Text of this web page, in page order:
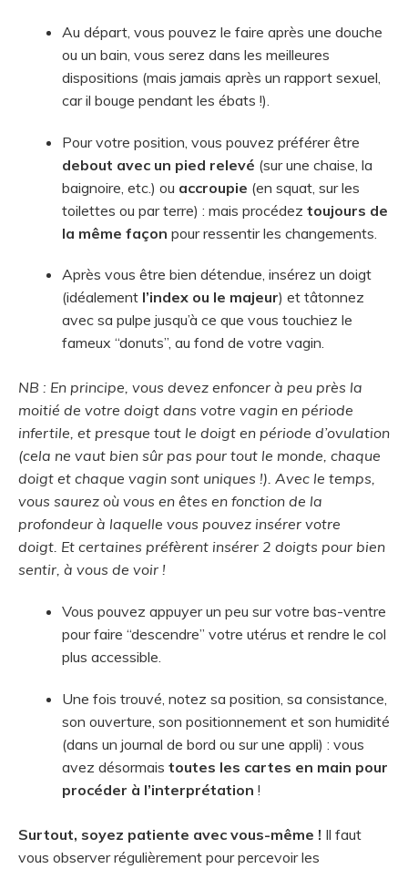
Au départ, vous pouvez le faire après une douche
ou un bain, vous serez dans les meilleures
dispositions (mais jamais après un rapport sexuel,
car il bouge pendant les ébats !).
Pour votre position, vous pouvez préférer être
debout avec un pied relevé (sur une chaise, la
baignoire, etc.) ou accroupie (en squat, sur les
toilettes ou par terre) : mais procédez toujours de
la même façon pour ressentir les changements.
Après vous être bien détendue, insérez un doigt
(idéalement l’index ou le majeur) et tâtonnez
avec sa pulpe jusqu’à ce que vous touchiez le
fameux “donuts”, au fond de votre vagin.
NB : En principe, vous devez enfoncer à peu près la
moitié de votre doigt dans votre vagin en période
infertile, et presque tout le doigt en période d’ovulation
(cela ne vaut bien sûr pas pour tout le monde, chaque
doigt et chaque vagin sont uniques !). Avec le temps,
vous saurez où vous en êtes en fonction de la
profondeur à laquelle vous pouvez insérer votre
doigt. Et certaines préfèrent insérer 2 doigts pour bien
sentir, à vous de voir !
Vous pouvez appuyer un peu sur votre bas-ventre
pour faire “descendre” votre utérus et rendre le col
plus accessible.
Une fois trouvé, notez sa position, sa consistance,
son ouverture, son positionnement et son humidité
(dans un journal de bord ou sur une appli) : vous
avez désormais toutes les cartes en main pour
procéder à l’interprétation !
Surtout, soyez patiente avec vous-même ! Il faut
vous observer régulièrement pour percevoir les